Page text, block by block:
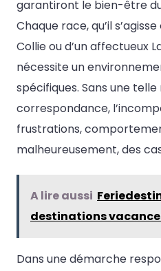
garantiront le bien-être
Chaque race, qu’il
Collie ou d’un affectueux
nécessite un
spécifiques. Sans une telle
correspondance,
frustrations,
malheureusement, des
A lire aussi
destinations
Dans une démarche